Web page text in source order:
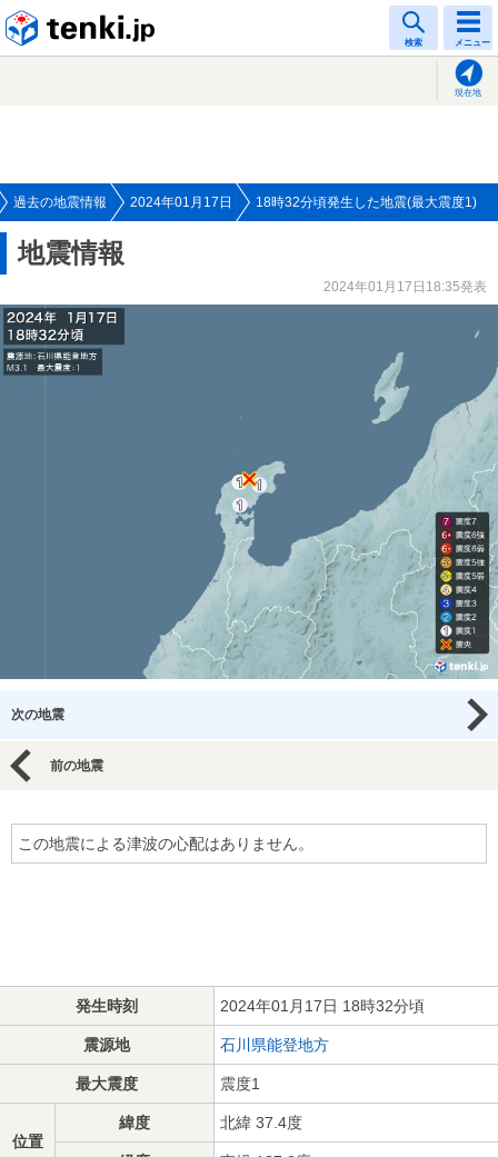
検索 メニュー
現在地
過去の地震情報 2024年01月17日 18時32分頃発生した地震(最大震度1)
地震情報
2024年01月17日18:35発表
次の地震
前の地震
この地震による津波の心配はありません。
発生時刻 2024年01月17日 18時32分頃
震源地 石川県能登地方
最大震度 震度1
位置
緯度 北緯 37.4度